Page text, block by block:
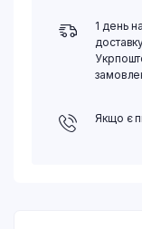
1 день
Якщо є